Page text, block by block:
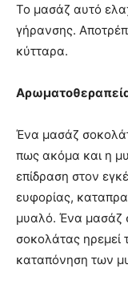
Το μασάζ αυτό
γήρανσης.
κύτταρα.
Ένα μασάζ
πως ακόμα και η
επίδραση στον
ευφορίας,
μυαλό. Ένα μασάζ
σοκολάτας ηρεμεί
καταπόνηση των